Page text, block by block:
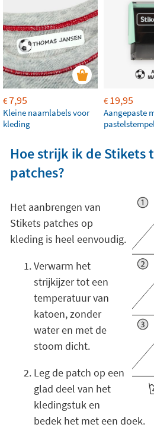
€7,95
Kleine naamlabels voor
kleding
€19,95
Aangepaste
Hoe strijk ik de Stikets
patches?
Het aanbrengen van
Stikets patches op
kleding is heel eenvoudig.
Verwarm het
strijkijzer tot een
temperatuur van
katoen, zonder
water en met de
stoom dicht.
Leg de patch op een
glad deel van het
kledingstuk en
bedek het met een doek.